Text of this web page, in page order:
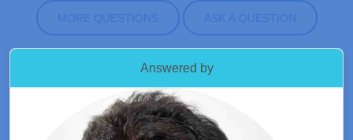
MORE QUESTIONS ASK A QUESTION
Answered by